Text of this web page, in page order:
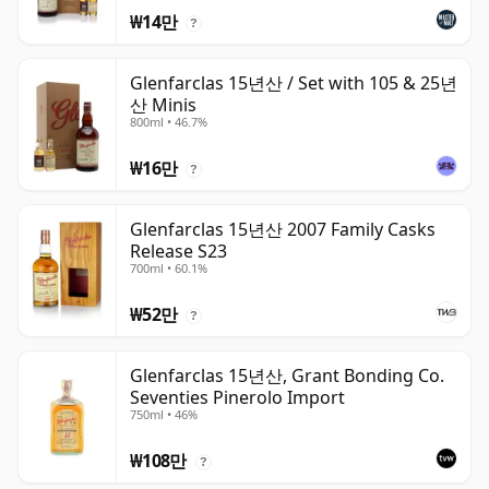
₩14만 ?
Glenfarclas 15년산 / Set with 105 & 25년
산 Minis
800ml • 46.7%
₩16만 ?
Glenfarclas 15년산 2007 Family Casks
Release S23
700ml • 60.1%
₩52만 ?
Glenfarclas 15년산, Grant Bonding Co.
Seventies Pinerolo Import
750ml • 46%
₩108만 ?